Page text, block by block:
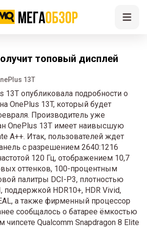
топовый дисплей
13T
13T опубликовала подробности о
OnePlus 13T, который будет
Производитель уже
OnePlus 13T имеет наивысшую
A++. Итак, пользователей ждет
с разрешением 2640:1216
120 Гц, отображением 10,7
оттенков, 100-процентным
палитры DCI-P3, плотностью
поддержкой HDR10+, HDR Vivid,
а также фирменный процессор
сообщалось о батарее ёмкостью
чипсете Qualcomm Snapdragon 8 Elite